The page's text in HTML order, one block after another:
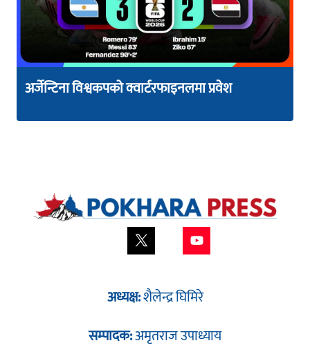
अर्जेन्टिना विश्वकपको क्वार्टरफाइनलमा प्रवेश
अध्यक्ष:शैलेन्द्र घिमिरे
सम्पादक:अमृतराज उपाध्याय